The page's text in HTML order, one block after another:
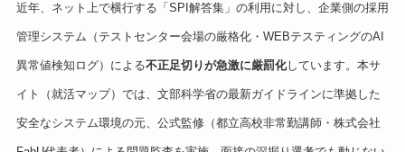
近年、ネット上で横行する「SPI解答集」の利用に対し、企業側の採用
管理システム（テストセンター会場の厳格化・WEBテスティングのAI
異常値検知ログ）による不正足切りが急激に厳罰化しています。本サ
イト（就活マップ）では、文部科学省の最新ガイドラインに準拠した
安全なシステム環境の元、公式監修（都立高校非常勤講師・株式会社